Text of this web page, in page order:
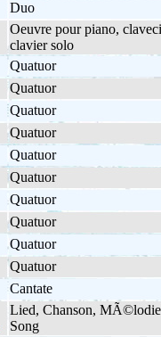
Duo
Oeuvre pour piano,
clavier solo
Quatuor
Quatuor
Quatuor
Quatuor
Quatuor
Quatuor
Quatuor
Quatuor
Quatuor
Quatuor
Cantate
Lied, Chanson,
Song